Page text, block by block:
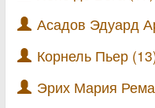
Асадов Эдуард
Корнель Пьер
Эрих Мария